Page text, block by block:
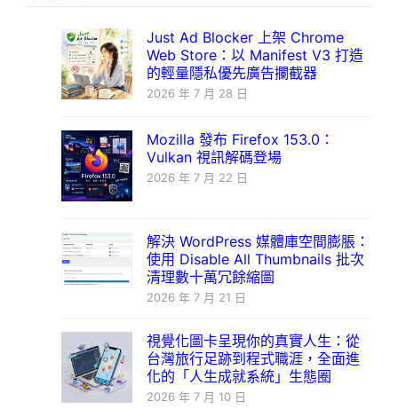
Just Ad Blocker 上架 Chrome
Web Store：以 Manifest V3 打造
的輕量隱私優先廣告攔截器
2026 年 7 月 28 日
Mozilla 發布 Firefox 153.0：
Vulkan 視訊解碼登場
2026 年 7 月 22 日
解決 WordPress 媒體庫空間膨脹：
使用 Disable All Thumbnails 批次
清理數十萬冗餘縮圖
2026 年 7 月 21 日
視覺化圖卡呈現你的真實人生：從
台灣旅行足跡到程式職涯，全面進
化的「人生成就系統」生態圈
2026 年 7 月 10 日